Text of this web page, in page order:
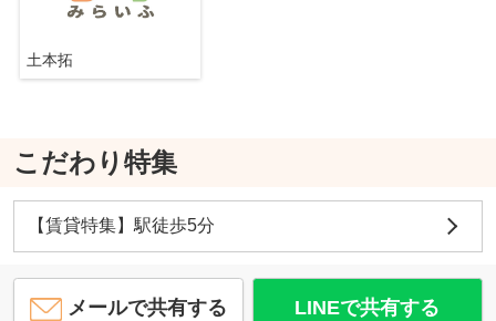
土本拓
こだわり特集
【賃貸特集】駅徒歩5分
メールで共有する LINEで共有する